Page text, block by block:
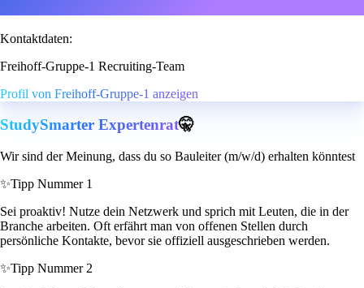
Kontaktdaten:
Freihoff-Gruppe-1 Recruiting-Team
Profil von Freihoff-Gruppe-1 anzeigen
StudySmarter Expertenrat🤫
Wir sind der Meinung, dass du so Bauleiter (m/w/d) erhalten könntest
✨Tipp Nummer 1
Sei proaktiv! Nutze dein Netzwerk und sprich mit Leuten, die in der
Branche arbeiten. Oft erfährt man von offenen Stellen durch
persönliche Kontakte, bevor sie offiziell ausgeschrieben werden.
✨Tipp Nummer 2